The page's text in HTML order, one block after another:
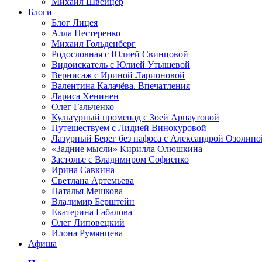
Блоги
Блог Лицея
Алла Нестеренко
Михаил Гольденберг
Родословная с Юлией Свинцовой
Видоискатель с Юлией Утышевой
Вернисаж с Ириной Ларионовой
Валентина Калачёва. Впечатления
Лариса Хенинен
Олег Гальченко
Культурный променад с Зоей Арнаутовой
Путешествуем с Лидией Винокуровой
Лазурный Берег без пафоса с Александрой
«Задние мысли» Кирилла Олюшкина
Застолье с Владимиром Софиенко
Ирина Савкина
Светлана Артемьева
Наталья Мешкова
Владимир Берштейн
Екатерина Габалова
Олег Липовецкий
Илона Румянцева
Афиша